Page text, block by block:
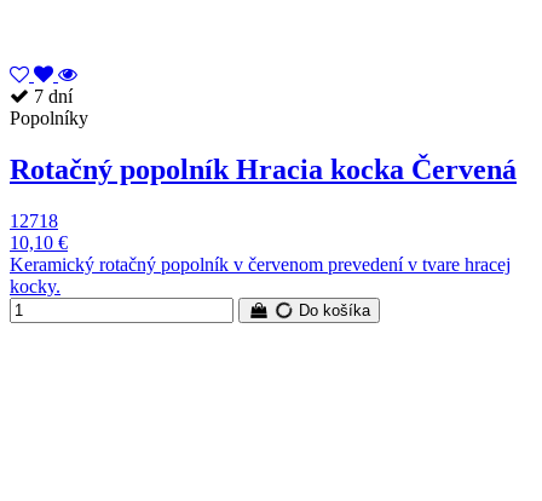
7 dní
Popolníky
Rotačný popolník Hracia kocka Červená
12718
10,10 €
Keramický rotačný popolník v červenom prevedení v tvare hracej
kocky.
Do košíka